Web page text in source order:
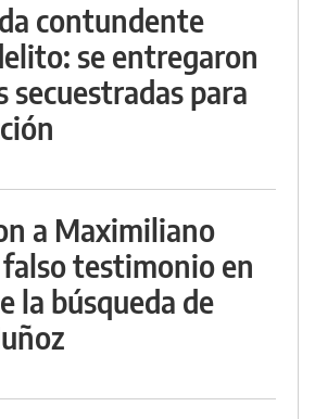
contundente
se entregaron
secuestradas para
a Maximiliano
testimonio en
la búsqueda de